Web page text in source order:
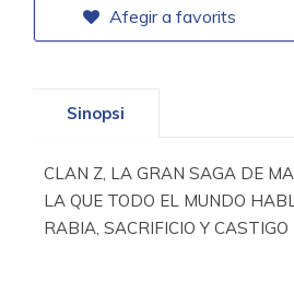
Afegir a favorits
Sinopsi
CLAN Z, LA GRAN SAGA DE
LA QUE TODO EL MUNDO
RABIA, SACRIFICIO Y CASTIGO